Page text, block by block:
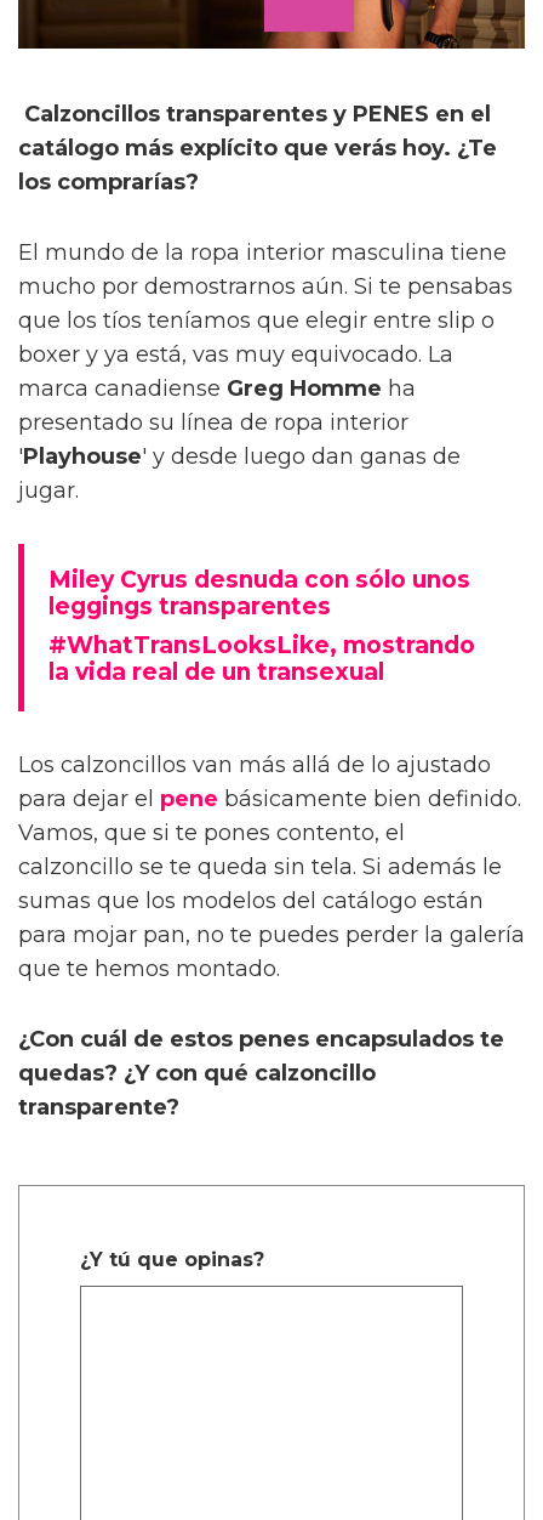
Calzoncillos transparentes y PENES en el
catálogo más explícito que verás hoy. ¿Te
los comprarías?
El mundo de la ropa interior masculina tiene
mucho por demostrarnos aún. Si te pensabas
que los tíos teníamos que elegir entre slip o
boxer y ya está, vas muy equivocado. La
marca canadiense Greg Homme ha
presentado su línea de ropa interior
'Playhouse' y desde luego dan ganas de
jugar.
Miley Cyrus desnuda con sólo unos
leggings transparentes
#WhatTransLooksLike, mostrando
la vida real de un transexual
Los calzoncillos van más allá de lo ajustado
para dejar el pene básicamente bien definido.
Vamos, que si te pones contento, el
calzoncillo se te queda sin tela. Si además le
sumas que los modelos del catálogo están
para mojar pan, no te puedes perder la galería
que te hemos montado.
¿Con cuál de estos penes encapsulados te
quedas? ¿Y con qué calzoncillo
transparente?
¿Y tú que opinas?